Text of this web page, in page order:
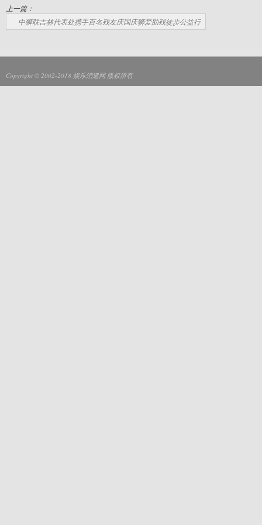
上一篇：
中狮联吉林代表处携手百名残友庆国庆狮爱助残徒步公益行
Copyright © 2002-2018 娱乐消遣网版权所有